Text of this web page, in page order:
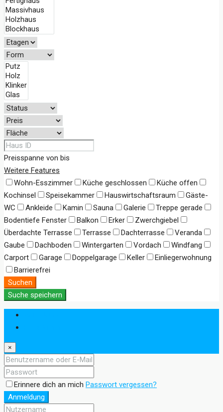
Preisspanne von bis
Weitere Features
Wohn-Esszimmer
Küche geschlossen
Küche offen
Kochinsel
Speisekammer Hauswirtschaftsraum
Gäste-
WC
Ankleide Kamin Sauna Galerie
Treppe gerade
Bodentiefe Fenster
Balkon Erker
Zwerchgiebel
Überdachte Terrasse
Terrasse Dachterrasse
Veranda
Gaube
Dachboden Wintergarten Vordach
Windfang
Carport
Garage Doppelgarage Keller
Einliegerwohnung
Barrierefrei
Suchen
Suche speichern
×
Erinnere dich an mich Passwort vergessen?
Anmeldung